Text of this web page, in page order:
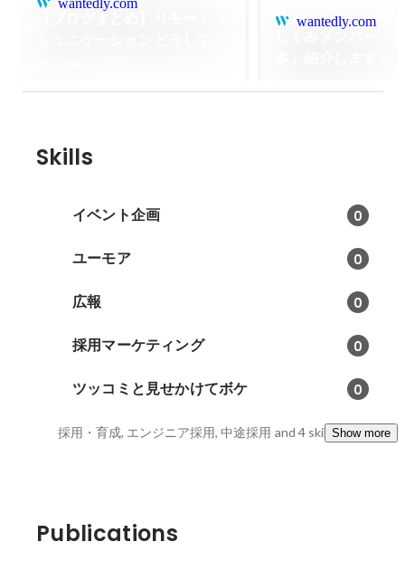
wantedly.com
wantedly.com
Skills
イベント企画 0
ユーモア 0
広報 0
採用マーケティング 0
ツッコミと見せかけてボケ 0
採用・育成, エンジニア採用, 中途採用 and 4 skillsShow more
Publications